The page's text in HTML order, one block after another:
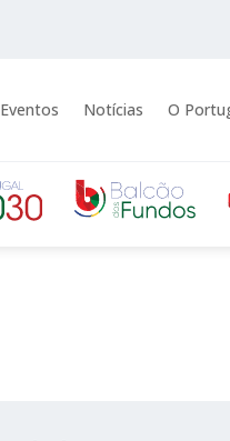
Eventos Notícias O